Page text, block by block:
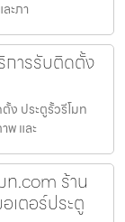
ะภา
การรับติดตั้ง
ง ประตูรั้วรีโมท
พ และ
ท.com ร้าน
เตอร์ประตู